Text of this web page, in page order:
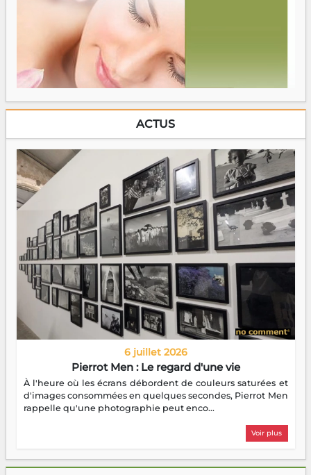
ACTUS
6 juillet 2026
Pierrot Men : Le regard d'une vie
À l'heure où les écrans débordent de couleurs saturées et
d'images consommées en quelques secondes, Pierrot Men
rappelle qu'une photographie peut enco...
Voir plus